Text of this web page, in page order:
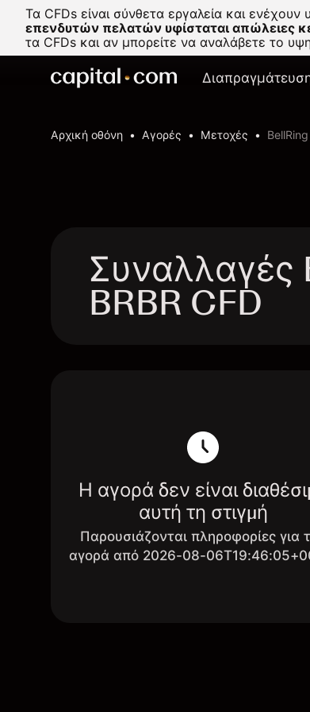
Τα CFDs είναι σύνθετα εργαλεία και
επενδυτών πελατών υφίσταται απώλειες
τα CFDs και αν μπορείτε να αναλάβετε το
Αρχική οθόνη Αγορές Μετοχές
Συναλλαγές
BRBR CFD
Η αγορά δεν είναι
αυτή τη στιγμή
Παρουσιάζονται πληροφορίες για
αγορά από 2026-08-